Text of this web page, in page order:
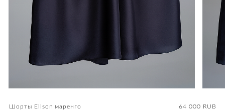
⁠Шорты Ellson маренго 64 000 RUB